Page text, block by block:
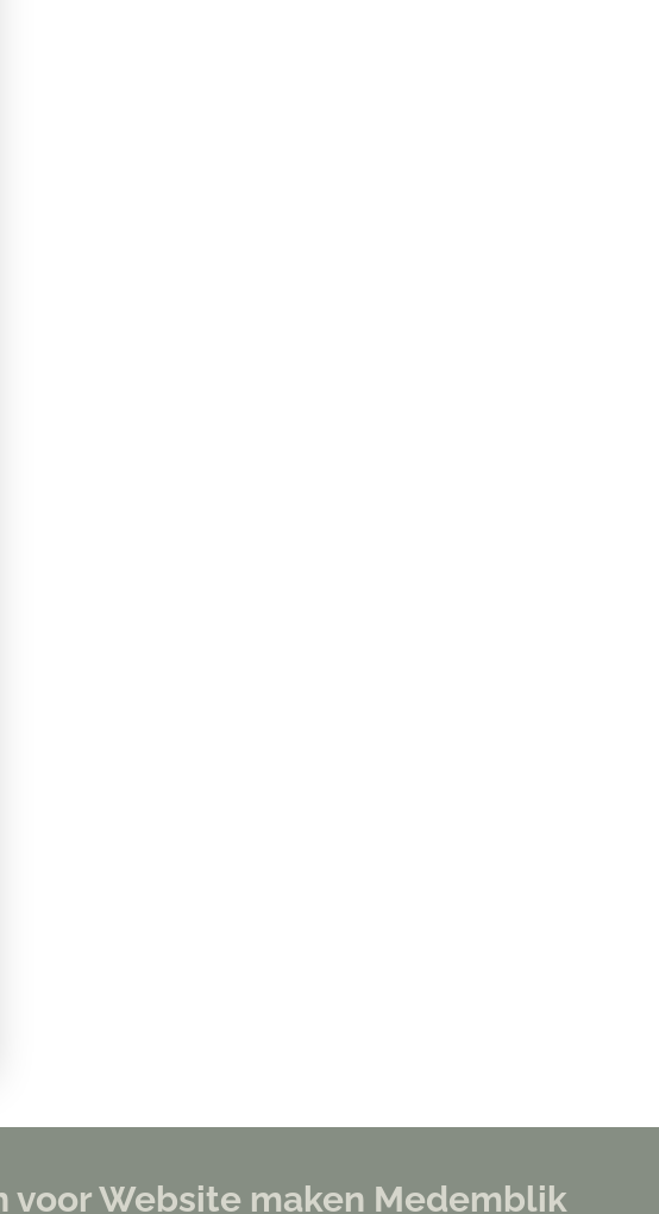
Website maken Medemblik